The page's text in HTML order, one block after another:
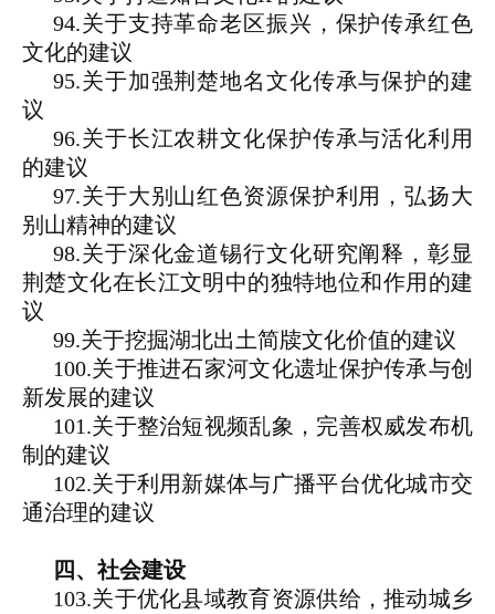
94.关于支持革命老区振兴，保护传承红色
文化的建议
95.关于加强荆楚地名文化传承与保护的建
议
96.关于长江农耕文化保护传承与活化利用
的建议
97.关于大别山红色资源保护利用，弘扬大
别山精神的建议
98.关于深化金道锡行文化研究阐释，彰显
荆楚文化在长江文明中的独特地位和作用的建
议
99.关于挖掘湖北出土简牍文化价值的建议
100.关于推进石家河文化遗址保护传承与创
新发展的建议
101.关于整治短视频乱象，完善权威发布机
制的建议
102.关于利用新媒体与广播平台优化城市交
通治理的建议
四、社会建设
103.关于优化县域教育资源供给，推动城乡